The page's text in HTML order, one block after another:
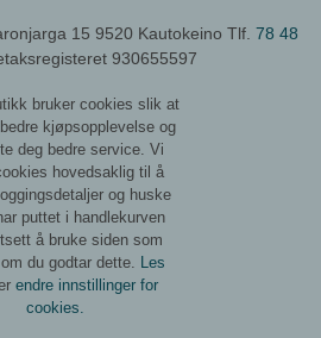
15 9520 Kautokeino Tlf. 78 48
930655597
bruker cookies slik at
kjøpsopplevelse og
deg bedre service. Vi
hovedsaklig til å
og huske
puttet i handlekurven
å bruke siden som
du godtar dette. Les
endre innstillinger for
cookies.